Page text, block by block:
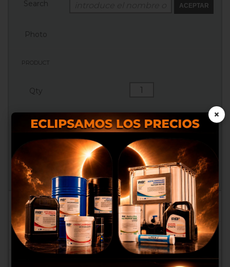
ACEPTAR
EDITAR
REINICIAR
ACEPTAR
Nosotros utilizamos cookies
propias y de terceros para
proporcionarte una mejor
experiencia de compra, realizar
un análisis estadístico que nos
sirve para mejorar el servicio y
poder ofrecerte los mejores
productos en anuncios
publicitarios.
×